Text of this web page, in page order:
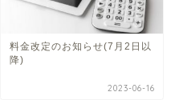
料金改定のお知らせ(7月2日以
降)
2023-06-16